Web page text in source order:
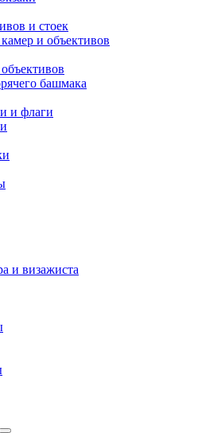
и стоек
и объективов
башмака
и флаги
и визажиста